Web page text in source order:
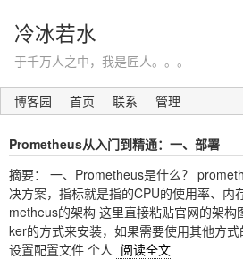
冷冰若水
于千万人之中，我是匠人。。。
博客园 首页 联系 管理
Prometheus从入门到精通：一、部署
摘要： 一、Prometheus是什么？
决方案，指标就是指的CPU的使用率、内
metheus的架构 这里直接粘贴官网的架
ker的方式来安装，如果需要使用其他方式
设置配置文件 个人 阅读全文